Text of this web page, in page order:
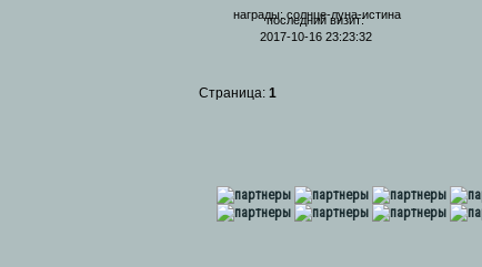
последний визит:
2017-10-16 23:23:32
награды: солнце-луна-истина
Страница:1